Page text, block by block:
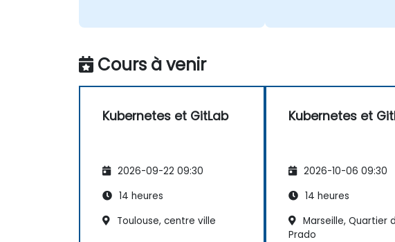
nous n'avions peut-être
Cours à venir
Kubernetes et GitLab
2026-09-22 09:30
14 heures
Toulouse, centre ville
Kubernetes et
2026-10-06 09:30
14 heures
Marseille, Quartier
Prado